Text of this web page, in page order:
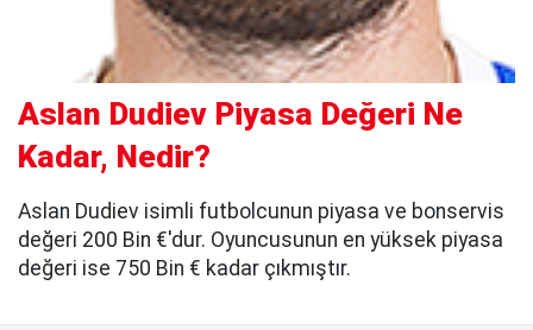
Aslan Dudiev Piyasa Değeri Ne
Kadar, Nedir?
Aslan Dudiev isimli futbolcunun piyasa ve bonservis
değeri 200 Bin €'dur. Oyuncusunun en yüksek piyasa
değeri ise 750 Bin € kadar çıkmıştır.